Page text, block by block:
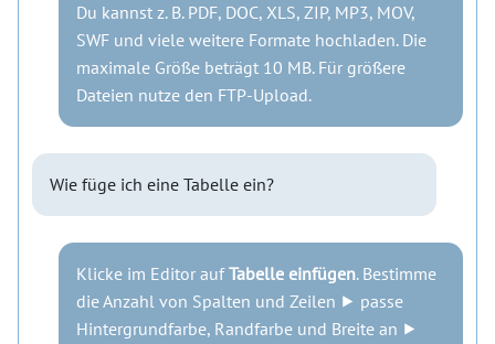
Du kannst z. B. PDF, DOC, XLS, ZIP, MP3, MOV,
SWF und viele weitere Formate hochladen. Die
maximale Größe beträgt 10 MB. Für größere
Dateien nutze den FTP-Upload.
Wie füge ich eine Tabelle ein?
Klicke im Editor aufTabelle einfügen. Bestimme
die Anzahl von Spalten und Zeilen ⯈ passe
Hintergrundfarbe, Randfarbe und Breite an ⯈